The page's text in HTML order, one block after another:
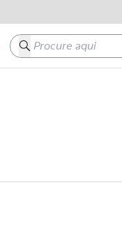
Procure aqui